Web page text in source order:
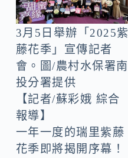
o
k
Li
n
k
3月5日舉辦「2025紫
藤花季」宣傳記者
會。圖/農村水保署南
投分署提供
【記者/蘇彩娥 綜合
報導】
一年一度的瑞里紫藤
花季即將揭開序幕！